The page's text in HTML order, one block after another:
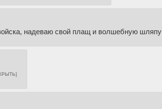
надеваю свой плащ и волшебную шляпу